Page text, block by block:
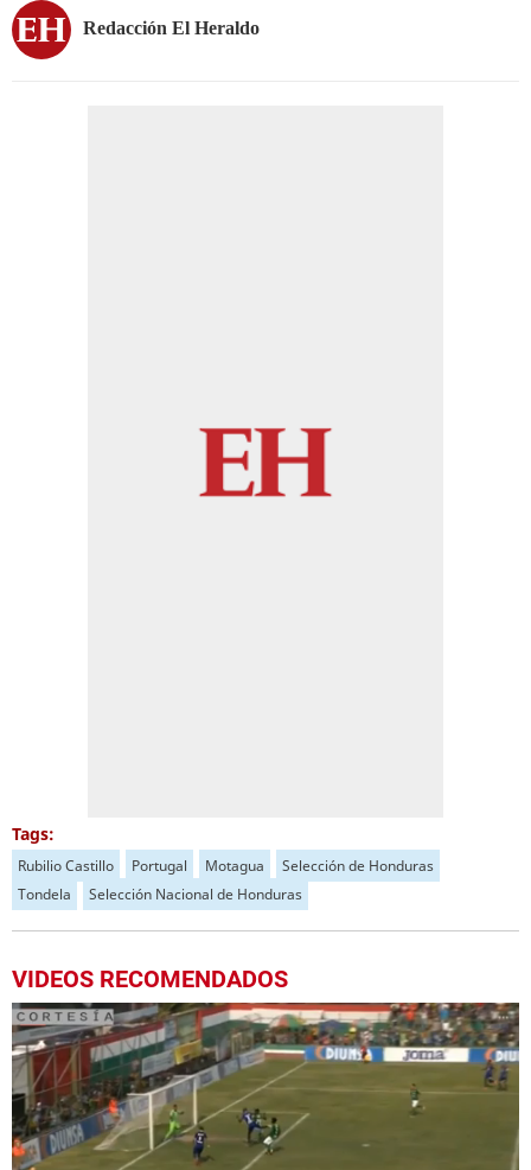
Redacción El Heraldo
Tags:
Rubilio Castillo Portugal Motagua
Selección de Honduras
Tondela
Selección Nacional de Honduras
VIDEOS RECOMENDADOS